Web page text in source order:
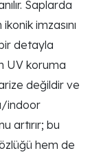
Saplarda
imzasını
detayla
UV koruma
değildir ve
indoor
artırır; bu
hem de